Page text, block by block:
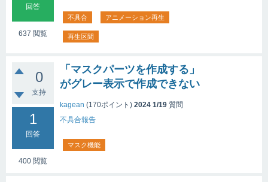
回答
637 閲覧
不具合 アニメーション再生
再生区間
0
支持
1
回答
400 閲覧
「マスクパーツを作成する」
がグレー表示で作成できない
kagean (170ポイント) 2024 1/19 質問
不具合報告
マスク機能